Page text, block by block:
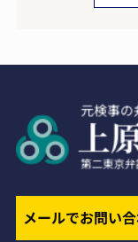
メールでお問い